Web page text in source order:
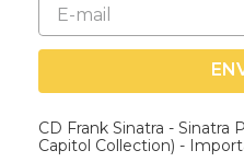
CD Frank Sinatra - Sinatra
Capitol Collection) -